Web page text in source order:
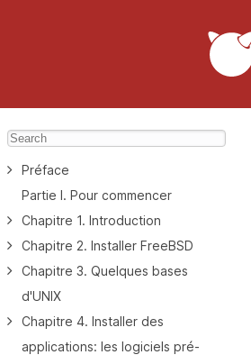
Préface
Partie I. Pour commencer
Chapitre 1. Introduction
Chapitre 2. Installer FreeBSD
Chapitre 3. Quelques bases
d'UNIX
Chapitre 4. Installer des
applications: les logiciels pré-